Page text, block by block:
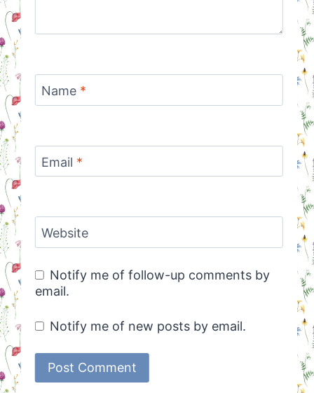
Name *
Email *
Website
Notify me of follow-up comments by
email.
Notify me of new posts by email.